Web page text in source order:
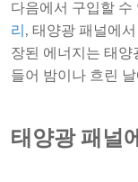
다음에서 구입할 수
리 , 태양광 패널에
장된 에너지는 태양
들어 밤이나 흐린
태양광 패널